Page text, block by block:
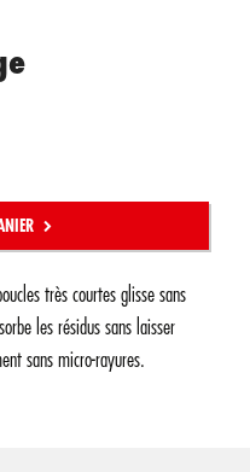
très courtes glisse sans
les résidus sans laisser
sans micro-rayures.